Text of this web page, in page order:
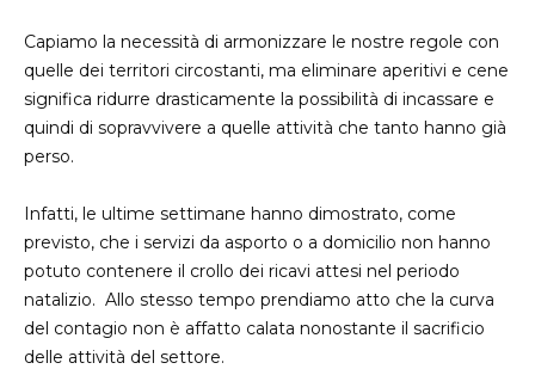
Capiamo la necessità di armonizzare le nostre regole con
quelle dei territori circostanti, ma eliminare aperitivi e cene
significa ridurre drasticamente la possibilità di incassare e
quindi di sopravvivere a quelle attività che tanto hanno già
perso.
Infatti, le ultime settimane hanno dimostrato, come
previsto, che i servizi da asporto o a domicilio non hanno
potuto contenere il crollo dei ricavi attesi nel periodo
natalizio. Allo stesso tempo prendiamo atto che la curva
del contagio non è affatto calata nonostante il sacrificio
delle attività del settore.